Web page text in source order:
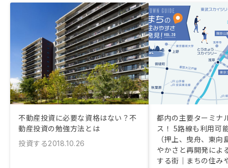
不動産投資に必要な資格はない？不
動産投資の勉強方法とは
投資する2018.10.26
都内の主要ターミナ
ス！ 5路線も利用可
（押上、曳舟、東
やかさと再開発によ
する街｜まちの住み